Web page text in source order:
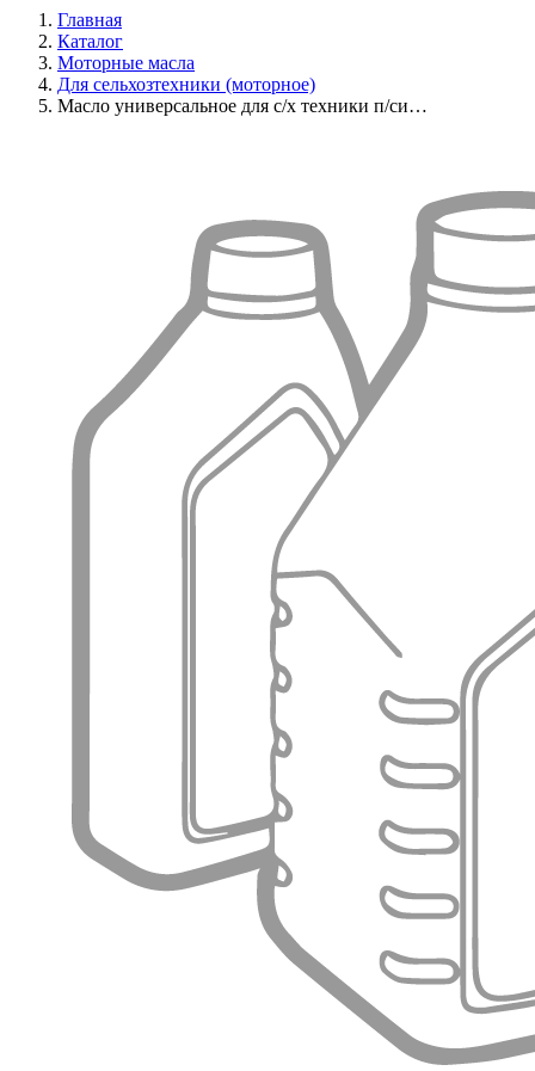
Главная
Каталог
Моторные масла
Для сельхозтехники (моторное)
Масло универсальное для с/х техники п/си…